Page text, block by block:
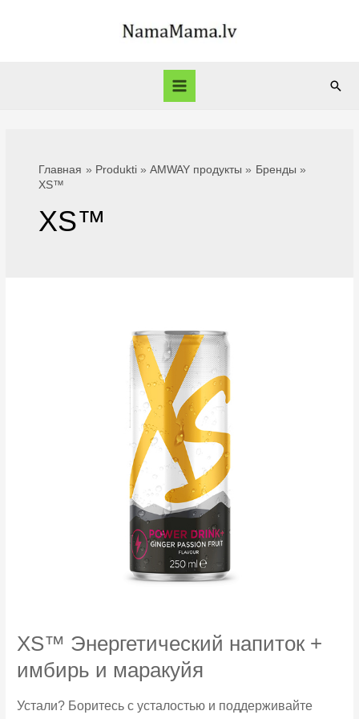
Main
Главная Produkti AMWAY продукты
Бренды
XS™
XS™
XS™ Энергетический напиток +
имбирь и маракуйя
Устали? Боритесь с усталостью и поддерживайте